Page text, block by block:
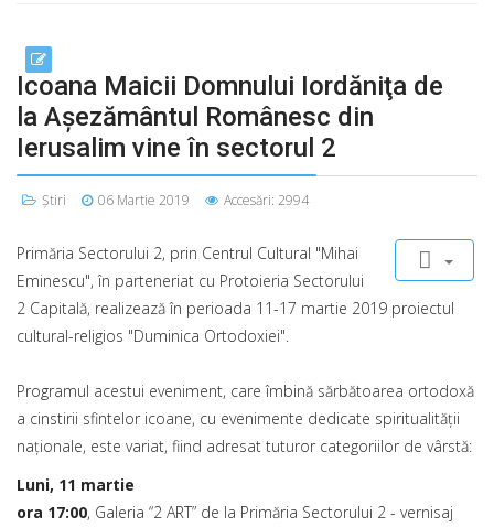
Icoana Maicii Domnului Iordăniţa de
la Așezământul Românesc din
Ierusalim vine în sectorul 2
Știri 06 Martie 2019 Accesări: 2994
Primăria Sectorului 2, prin Centrul Cultural "Mihai
Eminescu", în parteneriat cu Protoieria Sectorului
2 Capitală, realizează în perioada 11-17 martie 2019 proiectul
cultural-religios "Duminica Ortodoxiei".
Programul acestui eveniment, care îmbină sărbătoarea ortodoxă
a cinstirii sfintelor icoane, cu evenimente dedicate spiritualității
naționale, este variat, fiind adresat tuturor categoriilor de vârstă:
Luni, 11 martie
ora 17:00, Galeria “2 ART” de la Primăria Sectorului 2 - vernisaj